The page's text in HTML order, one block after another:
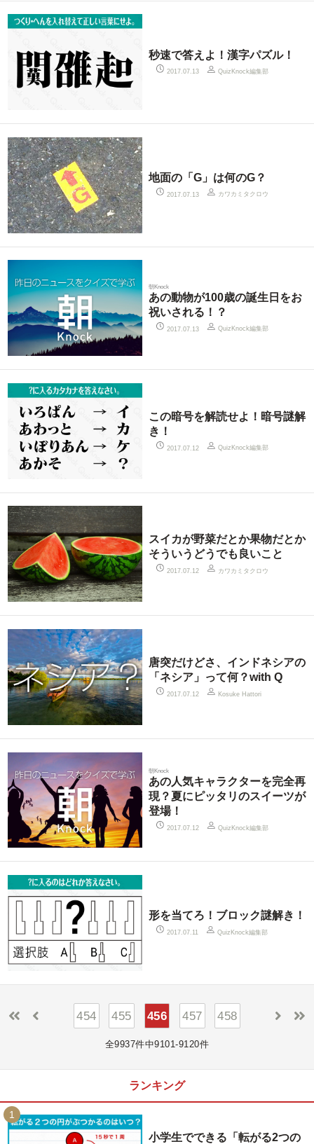
秒速で答えよ！漢字パズル！
2017.07.13 QuizKnock編集部
地面の「G」は何のG？
2017.07.13 カワカミタクロウ
朝Knock
あの動物が100歳の誕生日をお
祝いされる！？
2017.07.13 QuizKnock編集部
この暗号を解読せよ！暗号謎解
き！
2017.07.12 QuizKnock編集部
スイカが野菜だとか果物だとか
そういうどうでも良いこと
2017.07.12 カワカミタクロウ
唐突だけどさ、インドネシアの
「ネシア」って何？with Q
2017.07.12 Kosuke Hattori
朝Knock
あの人気キャラクターを完全再
現？夏にピッタリのスイーツが
登場！
2017.07.12 QuizKnock編集部
形を当てろ！ブロック謎解き！
2017.07.11 QuizKnock編集部
454 455 456 457 458
全9937件中9101-9120件
ランキング
1
小学生でできる「転がる2つの